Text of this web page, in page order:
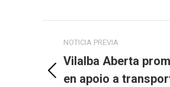
navigation
NOTICIA PREVIA
Previous
Vilalba Aberta
en apoio a